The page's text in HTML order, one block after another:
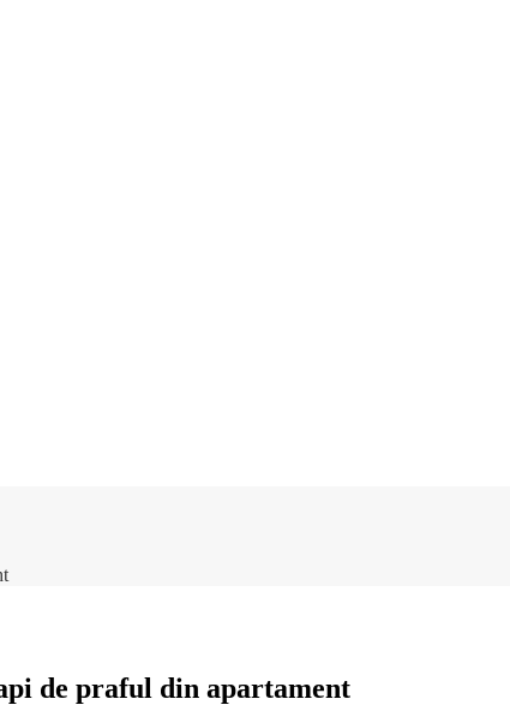
de praful din apartament